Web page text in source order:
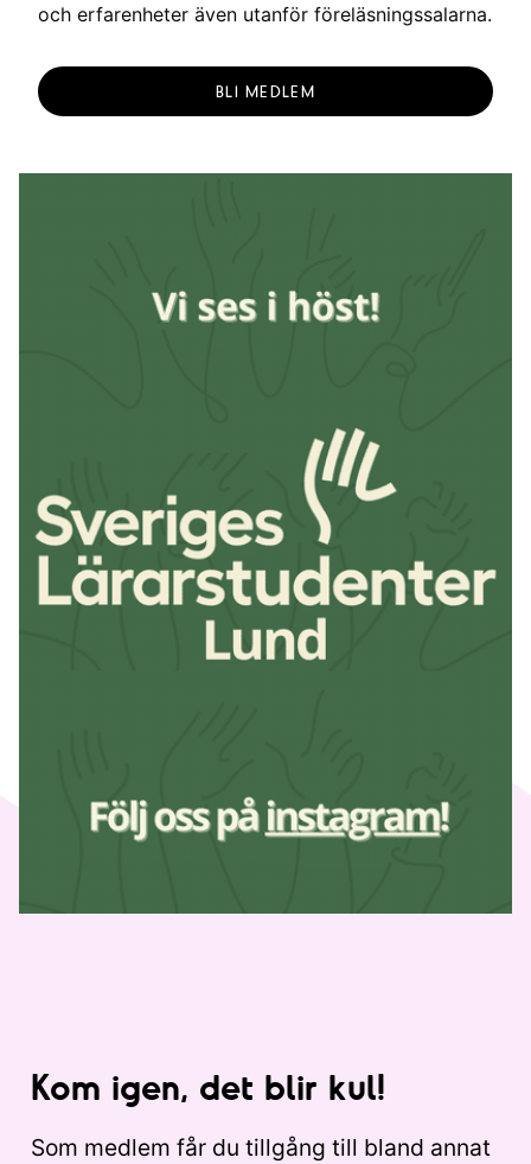
och erfarenheter även utanför föreläsningssalarna.
BLI MEDLEM
Kom igen, det blir kul!
Som medlem får du tillgång till bland annat